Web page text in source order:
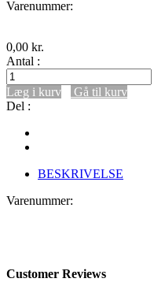
Varenummer:
0,00 kr.
Antal :
Læg i kurv
Gå til kurv
Del :
BESKRIVELSE
Varenummer:
Customer Reviews